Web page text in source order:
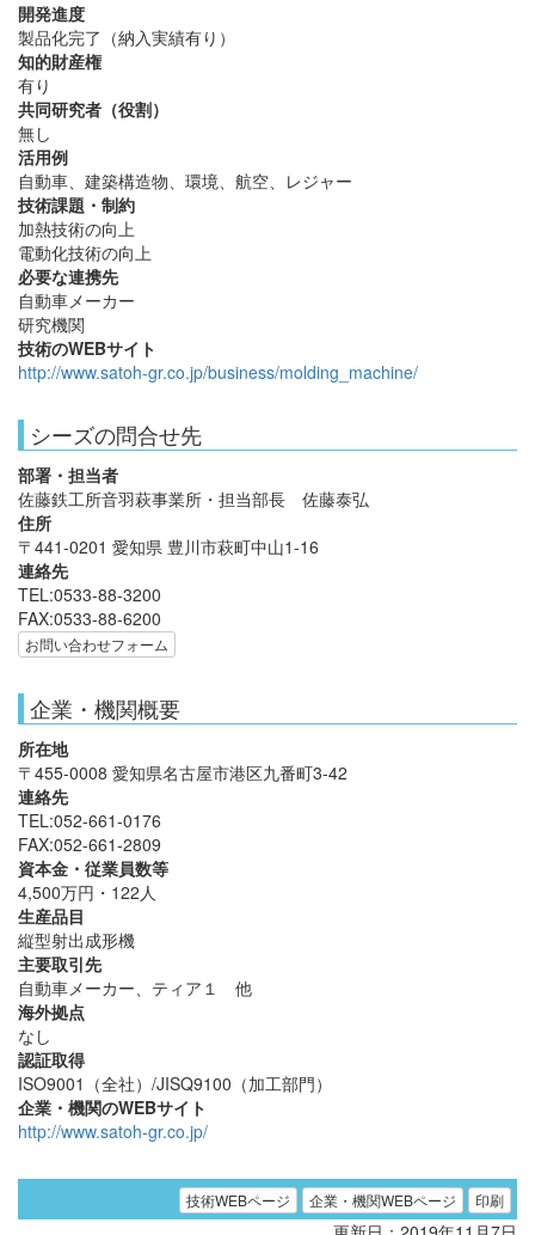
開発進度
製品化完了（納入実績有り）
知的財産権
有り
共同研究者（役割）
無し
活用例
自動車、建築構造物、環境、航空、レジャー
技術課題・制約
加熱技術の向上
電動化技術の向上
必要な連携先
自動車メーカー
研究機関
技術のWEBサイト
http://www.satoh-gr.co.jp/business/molding_machine/
シーズの問合せ先
部署・担当者
佐藤鉄工所音羽萩事業所・担当部長 佐藤泰弘
住所
〒441-0201 愛知県 豊川市萩町中山1-16
連絡先
TEL:0533-88-3200
FAX:0533-88-6200
お問い合わせフォーム
企業・機関概要
所在地
〒455-0008 愛知県名古屋市港区九番町3-42
連絡先
TEL:052-661-0176
FAX:052-661-2809
資本金・従業員数等
4,500万円・122人
生産品目
縦型射出成形機
主要取引先
自動車メーカー、ティア１ 他
海外拠点
なし
認証取得
ISO9001（全社）/JISQ9100（加工部門）
企業・機関のWEBサイト
http://www.satoh-gr.co.jp/
技術WEBページ 企業・機関WEBページ 印刷